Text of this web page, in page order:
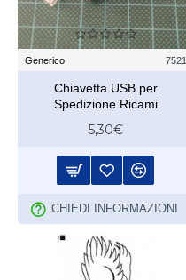
Generico 7521
Chiavetta USB per
Spedizione Ricami
5,30€
CHIEDI INFORMAZIONI